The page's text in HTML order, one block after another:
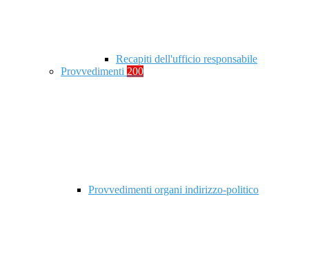
Recapiti dell'ufficio responsabile
Provvedimenti 200
Provvedimenti organi indirizzo-politico